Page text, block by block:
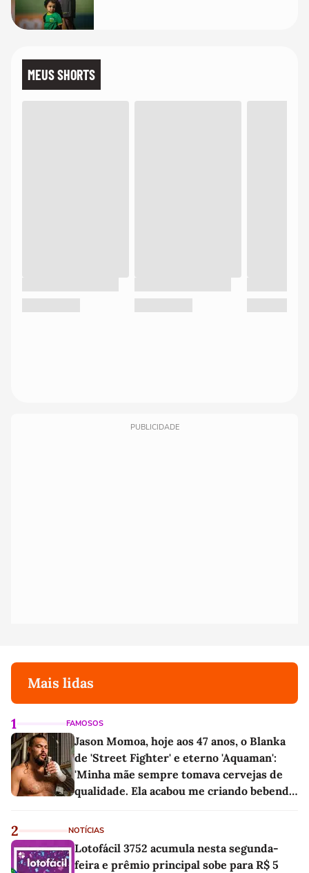
MEUS SHORTS
PUBLICIDADE
Mais lidas
1 FAMOSOS
Jason Momoa, hoje aos 47 anos, o Blanka
de 'Street Fighter' e eterno 'Aquaman':
'Minha mãe sempre tomava cervejas de
qualidade. Ela acabou me criando bebendo
2 NOTÍCIAS
Lotofácil 3752 acumula nesta segunda-
feira e prêmio principal sobe para R$ 5